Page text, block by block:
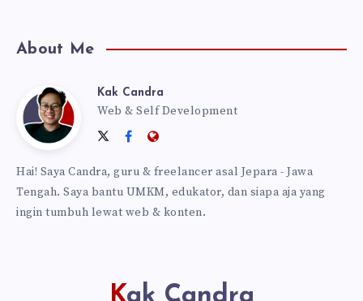
About Me
Kak
Candra
Kak Candra
Web & Self Development
Follow
on
Follow
Facebook
Website:
Hai! Saya Candra, guru & freelancer asal Jepara - Jawa
Tengah. Saya bantu UMKM, edukator, dan siapa aja yang
ingin tumbuh lewat web & konten.
Kak Candra